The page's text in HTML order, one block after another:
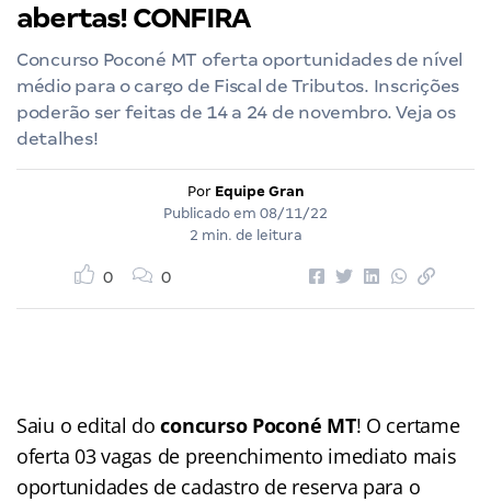
abertas! CONFIRA
Concurso Poconé MT oferta oportunidades de nível
médio para o cargo de Fiscal de Tributos. Inscrições
poderão ser feitas de 14 a 24 de novembro. Veja os
detalhes!
Por Equipe Gran
Publicado em 08/11/22
2 min. de leitura
0 0
Saiu o edital doconcurso Poconé MT! O certame
oferta 03 vagas de preenchimento imediato mais
oportunidades de cadastro de reserva para o